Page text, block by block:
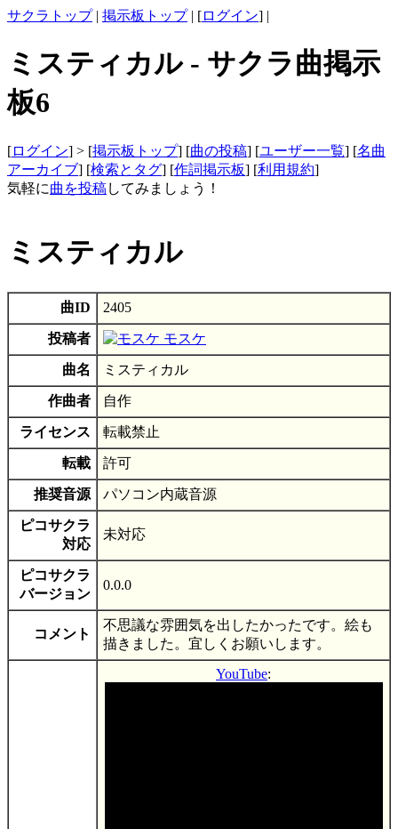
サクラトップ| 掲示板トップ| [ログイン] |
ミスティカル - サクラ曲掲示
板6
[ログイン] > [掲示板トップ] [曲の投稿] [ユーザー一覧] [名曲
アーカイブ] [検索とタグ] [作詞掲示板] [利用規約]
気軽に曲を投稿してみましょう！
ミスティカル
曲ID 2405
投稿者 モスケ
曲名 ミスティカル
作曲者 自作
ライセンス 転載禁止
転載 許可
推奨音源 パソコン内蔵音源
ピコサクラ
対応
未対応
ピコサクラ
バージョン
0.0.0
コメント
不思議な雰囲気を出したかったです。絵も
描きました。宜しくお願いします。
YouTube: